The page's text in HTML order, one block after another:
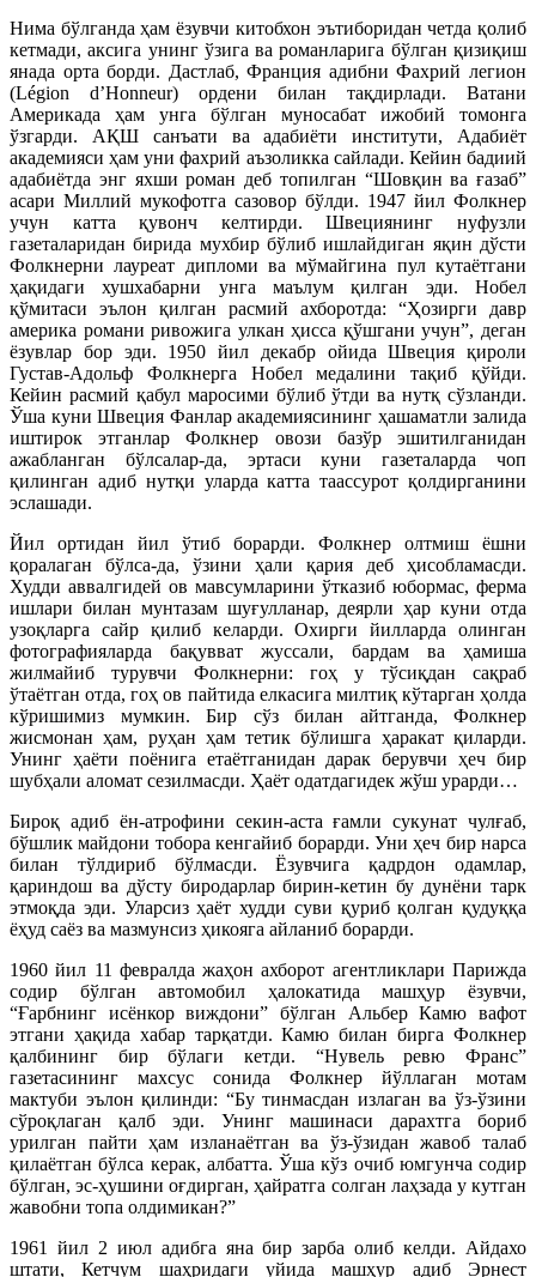
Нима бўлганда ҳам ёзувчи китобхон эътиборидан четда қолиб
кетмади, аксига унинг ўзига ва романларига бўлган қизиқиш
янада орта борди. Дастлаб, Франция адибни Фахрий легион
(Légion d’Honneur) ордени билан тақдирлади. Ватани
Америкада ҳам унга бўлган муносабат ижобий томонга
ўзгарди. АҚШ санъати ва адабиёти институти, Адабиёт
академияси ҳам уни фахрий аъзоликка сайлади. Кейин бадиий
адабиётда энг яхши роман деб топилган “Шовқин ва ғазаб”
асари Миллий мукофотга сазовор бўлди. 1947 йил Фолкнер
учун катта қувонч келтирди. Швециянинг нуфузли
газеталаридан бирида мухбир бўлиб ишлайдиган яқин дўсти
Фолкнерни лауреат дипломи ва мўмайгина пул кутаётгани
ҳақидаги хушхабарни унга маълум қилган эди. Нобел
қўмитаси эълон қилган расмий ахборотда: “Ҳозирги давр
америка романи ривожига улкан ҳисса қўшгани учун”, деган
ёзувлар бор эди. 1950 йил декабр ойида Швеция қироли
Густав-Адольф Фолкнерга Нобел медалини тақиб қўйди.
Кейин расмий қабул маросими бўлиб ўтди ва нутқ сўзланди.
Ўша куни Швеция Фанлар академиясининг ҳашаматли залида
иштирок этганлар Фолкнер овози базўр эшитилганидан
ажабланган бўлсалар-да, эртаси куни газеталарда чоп
қилинган адиб нутқи уларда катта таассурот қолдирганини
эслашади.
Йил ортидан йил ўтиб борарди. Фолкнер олтмиш ёшни
қоралаган бўлса-да, ўзини ҳали қария деб ҳисобламасди.
Худди аввалгидей ов мавсумларини ўтказиб юбормас, ферма
ишлари билан мунтазам шуғулланар, деярли ҳар куни отда
узоқларга сайр қилиб келарди. Охирги йилларда олинган
фотографияларда бақувват жуссали, бардам ва ҳамиша
жилмайиб турувчи Фолкнерни: гоҳ у тўсиқдан сақраб
ўтаётган отда, гоҳ ов пайтида елкасига милтиқ кўтарган ҳолда
кўришимиз мумкин. Бир сўз билан айтганда, Фолкнер
жисмонан ҳам, руҳан ҳам тетик бўлишга ҳаракат қиларди.
Унинг ҳаёти поёнига етаётганидан дарак берувчи ҳеч бир
шубҳали аломат сезилмасди. Ҳаёт одатдагидек жўш урарди…
Бироқ адиб ён-атрофини секин-аста ғамли сукунат чулғаб,
бўшлик майдони тобора кенгайиб борарди. Уни ҳеч бир нарса
билан тўлдириб бўлмасди. Ёзувчига қадрдон одамлар,
қариндош ва дўсту биродарлар бирин-кетин бу дунёни тарк
этмоқда эди. Уларсиз ҳаёт худди суви қуриб қолган қудуққа
ёҳуд саёз ва мазмунсиз ҳикояга айланиб борарди.
1960 йил 11 февралда жаҳон ахборот агентликлари Парижда
содир бўлган автомобил ҳалокатида машҳур ёзувчи,
“Ғарбнинг исёнкор виждони” бўлган Альбер Камю вафот
этгани ҳақида хабар тарқатди. Камю билан бирга Фолкнер
қалбининг бир бўлаги кетди. “Нувель ревю Франс”
газетасининг махсус сонида Фолкнер йўллаган мотам
мактуби эълон қилинди: “Бу тинмасдан излаган ва ўз-ўзини
сўроқлаган қалб эди. Унинг машинаси дарахтга бориб
урилган пайти ҳам изланаётган ва ўз-ўзидан жавоб талаб
қилаётган бўлса керак, албатта. Ўша кўз очиб юмгунча содир
бўлган, эс-ҳушини оғдирган, ҳайратга солган лаҳзада у кутган
жавобни топа олдимикан?”
1961 йил 2 июл адибга яна бир зарба олиб келди. Айдахо
штати, Кетчум шаҳридаги уйида машҳур адиб Эрнест